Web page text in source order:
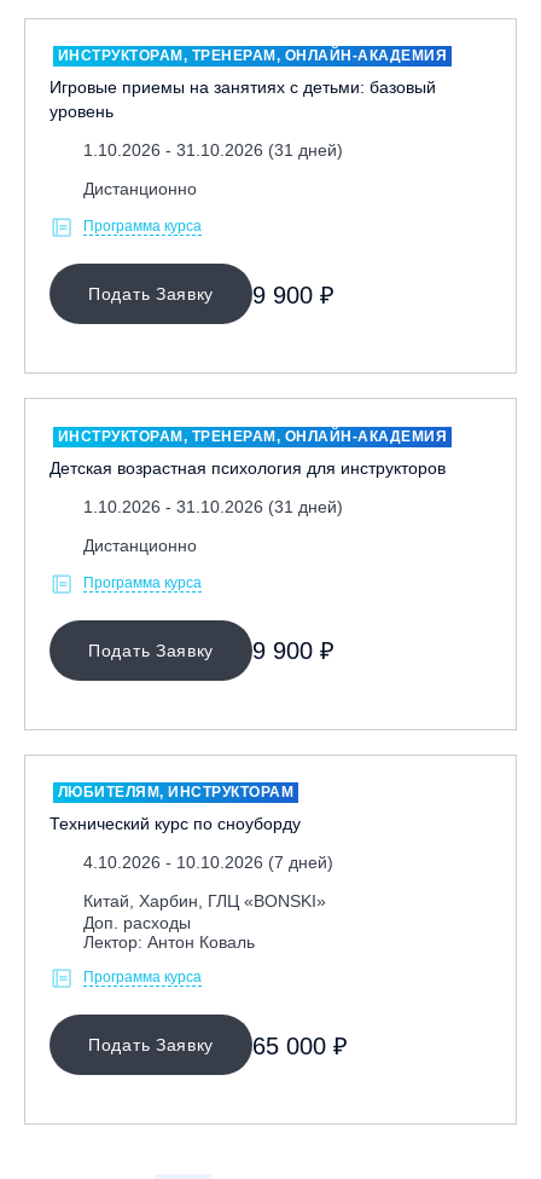
ИНСТРУКТОРАМ, ТРЕНЕРАМ, ОНЛАЙН-АКАДЕМИЯ
Игровые приемы на занятиях с детьми: базовый
уровень
1.10.2026 - 31.10.2026 (31 дней)
Дистанционно
Программа курса
Подать Заявку 9 900 ₽
ИНСТРУКТОРАМ, ТРЕНЕРАМ, ОНЛАЙН-АКАДЕМИЯ
Детская возрастная психология для инструкторов
1.10.2026 - 31.10.2026 (31 дней)
Дистанционно
Программа курса
Подать Заявку 9 900 ₽
ЛЮБИТЕЛЯМ, ИНСТРУКТОРАМ
Технический курс по сноуборду
4.10.2026 - 10.10.2026 (7 дней)
Китай, Харбин, ГЛЦ «BONSKI»
Доп. расходы
Лектор: Антон Коваль
Программа курса
Подать Заявку 65 000 ₽